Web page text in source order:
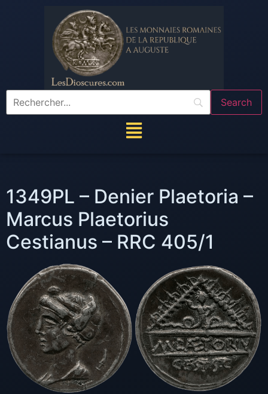
1349PL – Denier Plaetoria –
Marcus Plaetorius
Cestianus – RRC 405/1